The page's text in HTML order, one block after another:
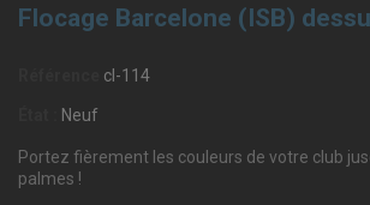
Flocage Barcelone (ISB)
cl-114
Neuf
Portez fièrement les couleurs de votre club
palmes !